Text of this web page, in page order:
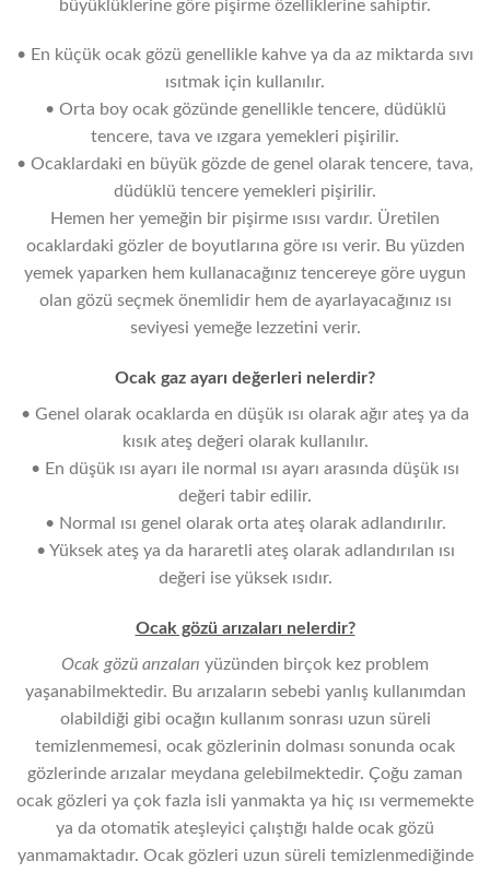
büyüklüklerine göre pişirme özelliklerine sahiptir.
• En küçük ocak gözü genellikle kahve ya da az miktarda sıvı
ısıtmak için kullanılır.
• Orta boy ocak gözünde genellikle tencere, düdüklü
tencere, tava ve ızgara yemekleri pişirilir.
• Ocaklardaki en büyük gözde de genel olarak tencere, tava,
düdüklü tencere yemekleri pişirilir.
Hemen her yemeğin bir pişirme ısısı vardır. Üretilen
ocaklardaki gözler de boyutlarına göre ısı verir. Bu yüzden
yemek yaparken hem kullanacağınız tencereye göre uygun
olan gözü seçmek önemlidir hem de ayarlayacağınız ısı
seviyesi yemeğe lezzetini verir.
Ocak gaz ayarı değerleri nelerdir?
• Genel olarak ocaklarda en düşük ısı olarak ağır ateş ya da
kısık ateş değeri olarak kullanılır.
• En düşük ısı ayarı ile normal ısı ayarı arasında düşük ısı
değeri tabir edilir.
• Normal ısı genel olarak orta ateş olarak adlandırılır.
• Yüksek ateş ya da hararetli ateş olarak adlandırılan ısı
değeri ise yüksek ısıdır.
Ocak gözü arızaları nelerdir?
Ocak gözü arızaları yüzünden birçok kez problem
yaşanabilmektedir. Bu arızaların sebebi yanlış kullanımdan
olabildiği gibi ocağın kullanım sonrası uzun süreli
temizlenmemesi, ocak gözlerinin dolması sonunda ocak
gözlerinde arızalar meydana gelebilmektedir. Çoğu zaman
ocak gözleri ya çok fazla isli yanmakta ya hiç ısı vermemekte
ya da otomatik ateşleyici çalıştığı halde ocak gözü
yanmamaktadır. Ocak gözleri uzun süreli temizlenmediğinde